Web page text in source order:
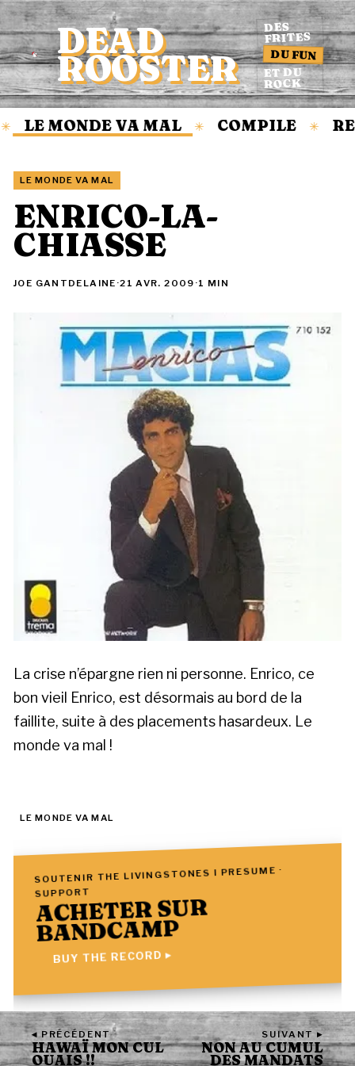
Accueil
DEAD
ROOSTER
DES
FRITES
DU FUN
ET DU
ROCK
LE MONDE VA MAL ✳ COMPILE ✳
LE MONDE VA MAL
ENRICO-LA-
CHIASSE
JOE GANTDELAINE ·21 AVR. 2009 ·1 MIN
La crise n’épargne rien ni personne. Enrico, ce
bon vieil Enrico, est désormais au bord de la
faillite, suite à des placements hasardeux. Le
monde va mal !
LE MONDE VA MAL
SOUTENIR THE LIVINGSTONES I PRESUME ·
SUPPORT
ACHETER SUR
BANDCAMP
BUY THE RECORD ▸
◂ PRÉCÉDENT
HAWAÏ MON CUL
OUAIS !!
SUIVANT ▸
NON AU CUMUL
DES MANDATS